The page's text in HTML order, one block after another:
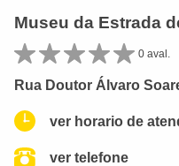
Museu da Estrada
0 aval.
Rua Doutor Álvaro
ver horario de
ver telefone